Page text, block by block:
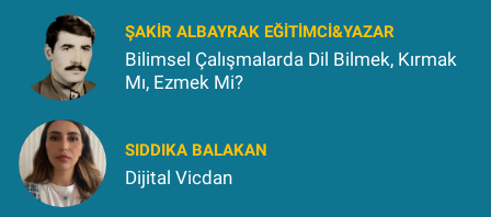
ŞAKIR ALBAYRAK EĞITIMCI&YAZAR
Bilimsel Çalışmalarda Dil Bilmek, Kırmak
Mı, Ezmek Mi?
SIDDIKA BALAKAN
Dijital Vicdan